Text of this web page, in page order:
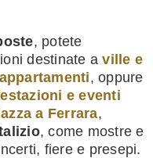
, potete
destinate aville e
, oppure
e eventi
a Ferrara,
, come mostre e
fiere e presepi.